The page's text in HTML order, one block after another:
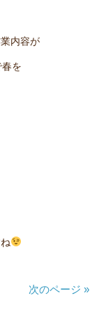
内容が
を
次のページ »